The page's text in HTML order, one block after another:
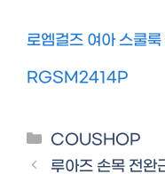
로엠걸즈 여아 스쿨
RGSM2414P
Categories
COUSHOP
루아즈 손목 전완